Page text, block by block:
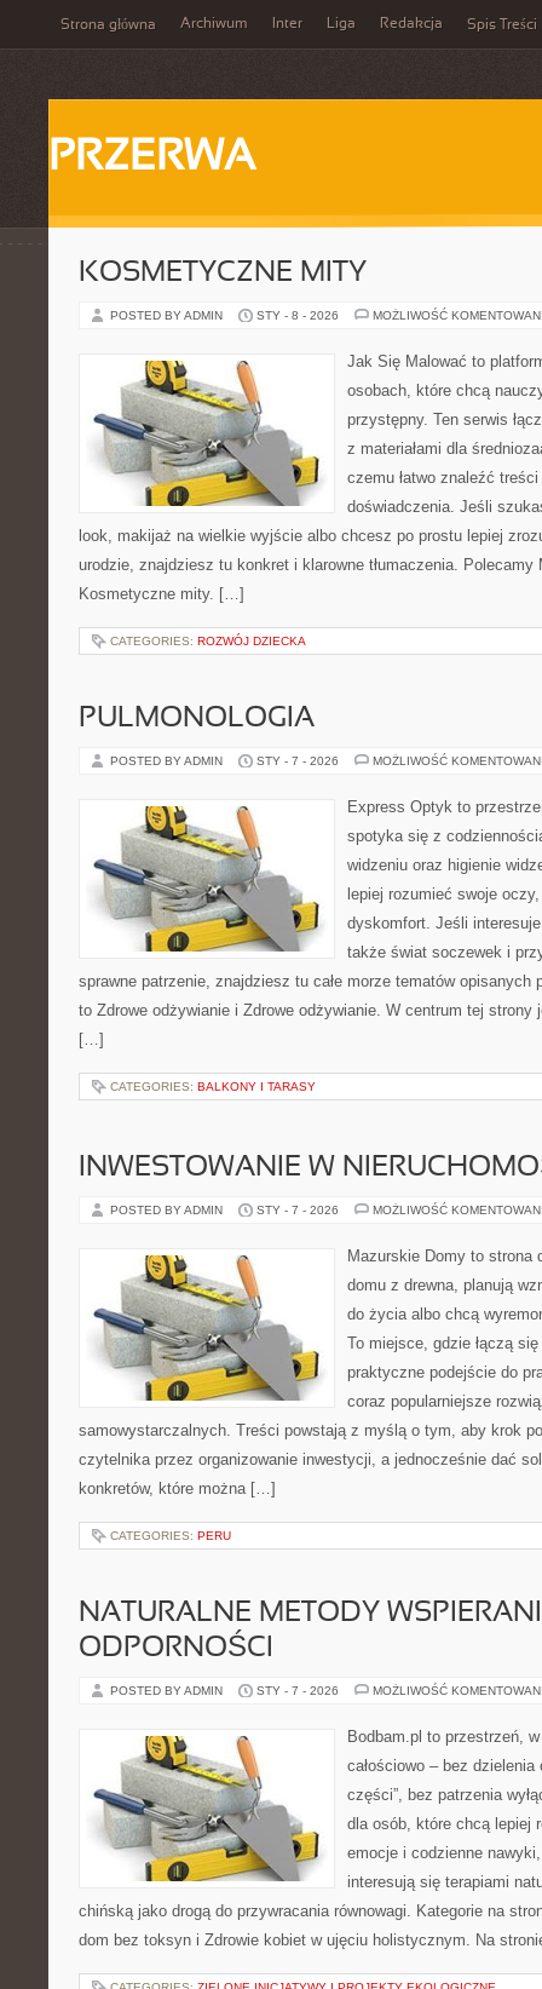
Strona główna Archiwum Inter Liga Redakcja Spis Treści
PRZERWA
KOSMETYCZNE MITY
POSTED BY ADMIN STY - 8 - 2026 MOŻLIWOŚĆ
Jak Się Malować to
osobach, które chcą
przystępny. Ten serwis
z materiałami dla
czemu łatwo znaleźć
doświadczenia. Jeśli
look, makijaż na wielkie wyjście albo chcesz po prostu lepiej
urodzie, znajdziesz tu konkret i klarowne tłumaczenia.
Kosmetyczne mity. […]
CATEGORIES: ROZWÓJ DZIECKA
PULMONOLOGIA
POSTED BY ADMIN STY - 7 - 2026 MOŻLIWOŚĆ
Express Optyk to
spotyka się z
widzeniu oraz higienie
lepiej rozumieć swoje
dyskomfort. Jeśli
także świat soczewek i
sprawne patrzenie, znajdziesz tu całe morze tematów opisanych
to Zdrowe odżywianie i Zdrowe odżywianie. W centrum tej
[…]
CATEGORIES: BALKONY I TARASY
INWESTOWANIE W
POSTED BY ADMIN STY - 7 - 2026 MOŻLIWOŚĆ
Mazurskie Domy to strona
domu z drewna, planują
do życia albo chcą
To miejsce, gdzie łączą
praktyczne podejście do
coraz popularniejsze
samowystarczalnych. Treści powstają z myślą o tym, aby krok
czytelnika przez organizowanie inwestycji, a jednocześnie dać
konkretów, które można […]
CATEGORIES: PERU
NATURALNE METODY
ODPORNOŚCI
POSTED BY ADMIN STY - 7 - 2026 MOŻLIWOŚĆ
Bodbam.pl to przestrzeń,
całościowo – bez dzielenia
części”, bez patrzenia
dla osób, które chcą lepiej
emocje i codzienne
interesują się terapiami
chińską jako drogą do przywracania równowagi. Kategorie na
dom bez toksyn i Zdrowie kobiet w ujęciu holistycznym. Na